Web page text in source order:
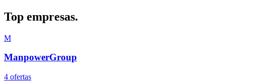
Top empresas.
M
ManpowerGroup
4 ofertas